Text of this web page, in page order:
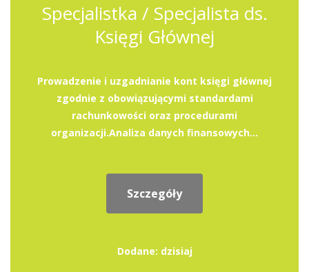
Specjalistka / Specjalista ds.
Księgi Głównej
Prowadzenie i uzgadnianie kont księgi głównej
zgodnie z obowiązującymi standardami
rachunkowości oraz procedurami
organizacji.Analiza danych finansowych...
Szczegóły
Dodane: dzisiaj